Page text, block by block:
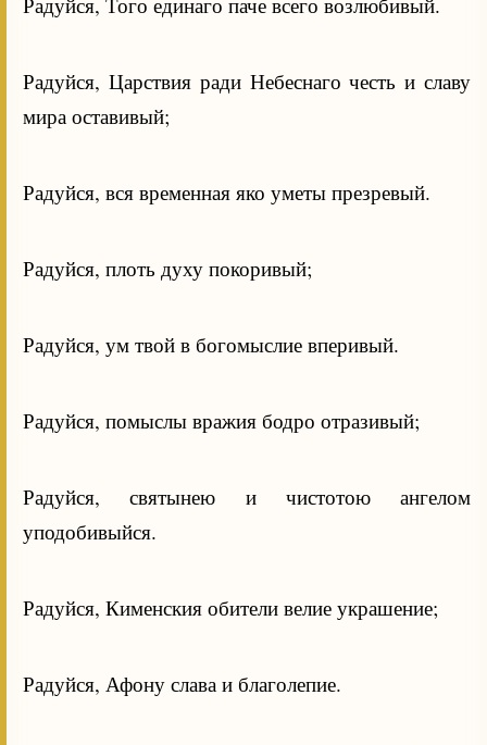
Радуйся, Царствия ради Небеснаго честь и славу
мира оставивый;
Радуйся, вся временная яко уметы презревый.
Радуйся, плоть духу покоривый;
Радуйся, ум твой в богомыслие вперивый.
Радуйся, помыслы вражия бодро отразивый;
Радуйся, святынею и чистотою ангелом
уподобивыйся.
Радуйся, Кименския обители велие украшение;
Радуйся, Афону слава и благолепие.